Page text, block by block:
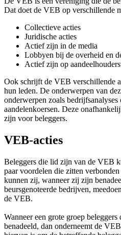
Dat doet de VEB op verschillende
Collectieve acties
Juridische acties
Actief zijn in de media
Lobbyen bij de overheid en
Actief zijn op
Ook schrijft de VEB verschillende
hun leden. De onderwerpen van
onderwerpen zoals
aandelenkoersen. Deze
zijn voor beleggers.
VEB-acties
Beleggers die lid zijn van de VEB
paar voordelen die zitten
kunnen zij, wanneer zij zijn
beursgenoteerde bedrijven,
de VEB.
Wanneer een grote groep
benadeeld, dan onderneemt de